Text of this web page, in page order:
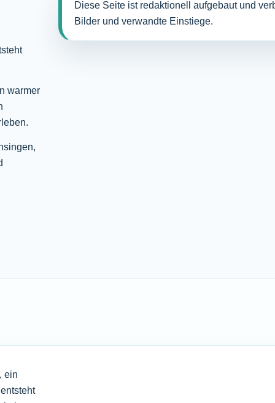
warmer
Diese Seite ist redaktionell aufgebaut und
Bilder und verwandte Einstiege.
ein